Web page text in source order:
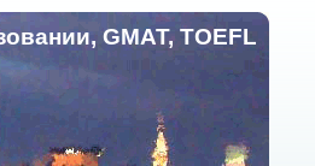
GMAT, TOEFL